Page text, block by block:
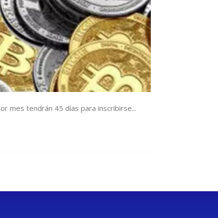
mes tendrán 45 días para inscribirse...